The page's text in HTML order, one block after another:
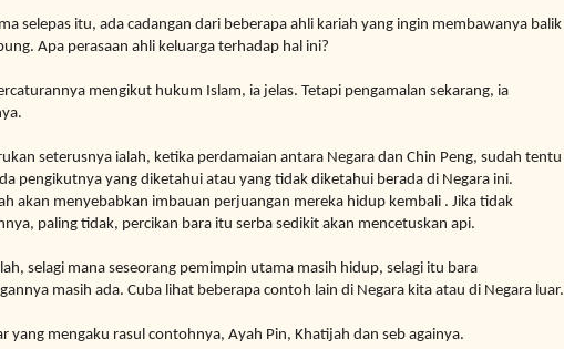
selepas itu, ada cadangan dari beberapa ahli kariah yang ingin membawanya balik
Apa perasaan ahli keluarga terhadap hal ini?
mengikut hukum Islam, ia jelas. Tetapi pengamalan sekarang, ia
seterusnya ialah, ketika perdamaian antara Negara dan Chin Peng, sudah tentu
pengikutnya yang diketahui atau yang tidak diketahui berada di Negara ini.
akan menyebabkan imbauan perjuangan mereka hidup kembali . Jika tidak
paling tidak, percikan bara itu serba sedikit akan mencetuskan api.
selagi mana seseorang pemimpin utama masih hidup, selagi itu bara
masih ada. Cuba lihat beberapa contoh lain di Negara kita atau di Negara luar.
yang mengaku rasul contohnya, Ayah Pin, Khatijah dan seb againya.